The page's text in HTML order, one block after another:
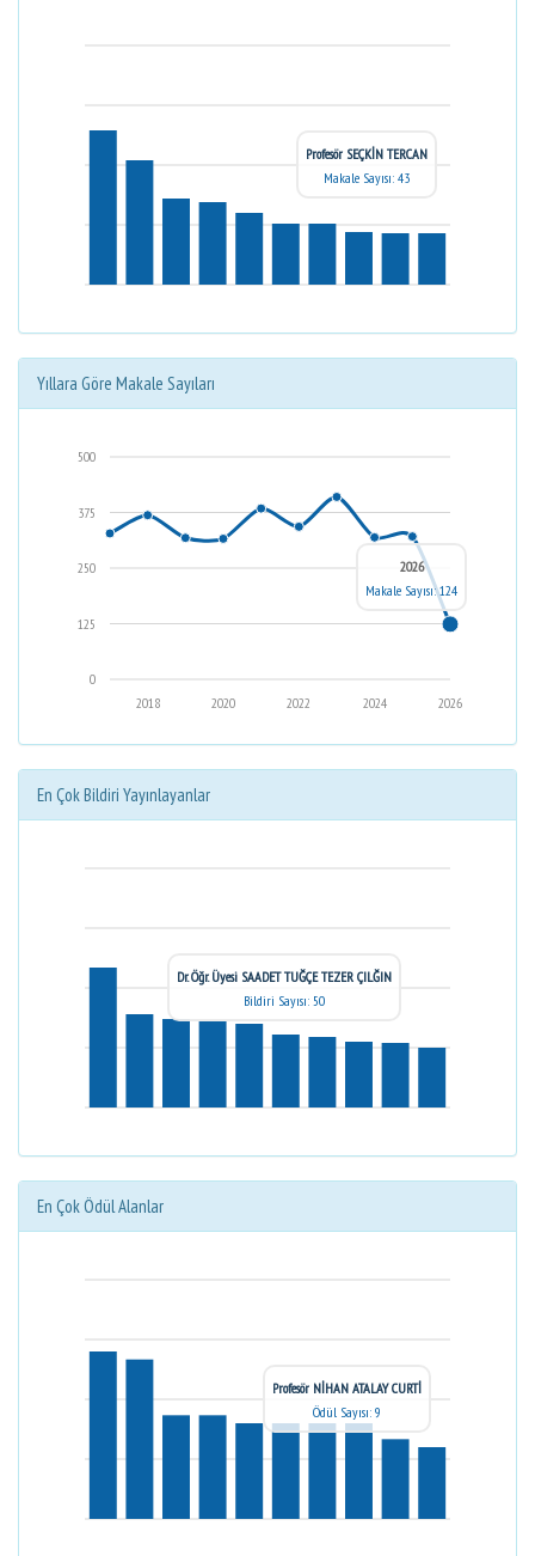
Profesör SEÇKİN TERCAN
Makale Sayısı: 43
Yıllara Göre Makale Sayıları
0
125
250
375
500
2026
2024
2022
2020
2018
2026
Makale Sayısı: 124
En Çok Bildiri Yayınlayanlar
Dr. Öğr. Üyesi SAADET TUĞÇE TEZER ÇILĞIN
Bildiri Sayısı: 50
En Çok Ödül Alanlar
Profesör NİHAN ATALAY CURTİ
Ödül Sayısı: 9